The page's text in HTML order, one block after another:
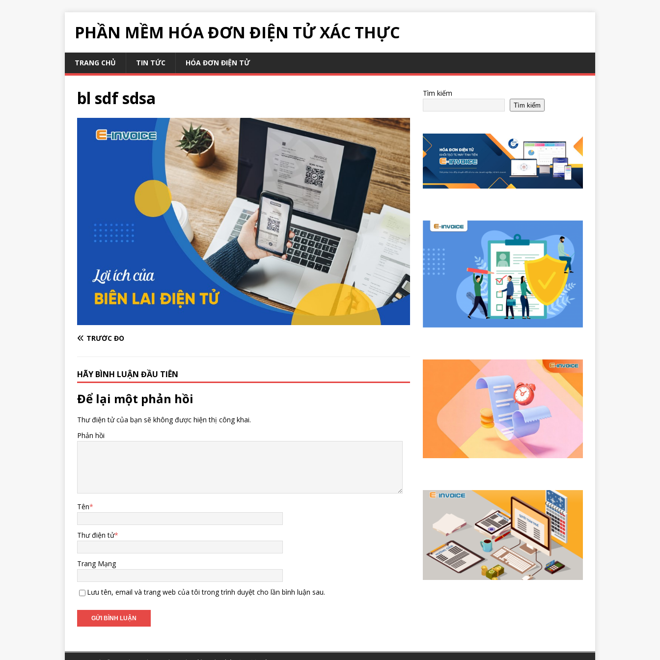
PHẦN MỀM HÓA ĐƠN ĐIỆN TỬ XÁC THỰC
TRANG CHỦ TIN TỨC HÓA ĐƠN ĐIỆN TỬ
bl sdf sdsa
TRƯỚC ĐÓ
HÃY BÌNH LUẬN ĐẦU TIÊN
Để lại một phản hồi
Thư điện tử của bạn sẽ không được hiện thị công khai.
Phản hồi
Tên*
Thư điện tử*
Trang Mạng
Lưu tên, email và trang web của tôi trong trình duyệt cho lần bình luận sau.
Tìm kiếm
Tìm kiếm